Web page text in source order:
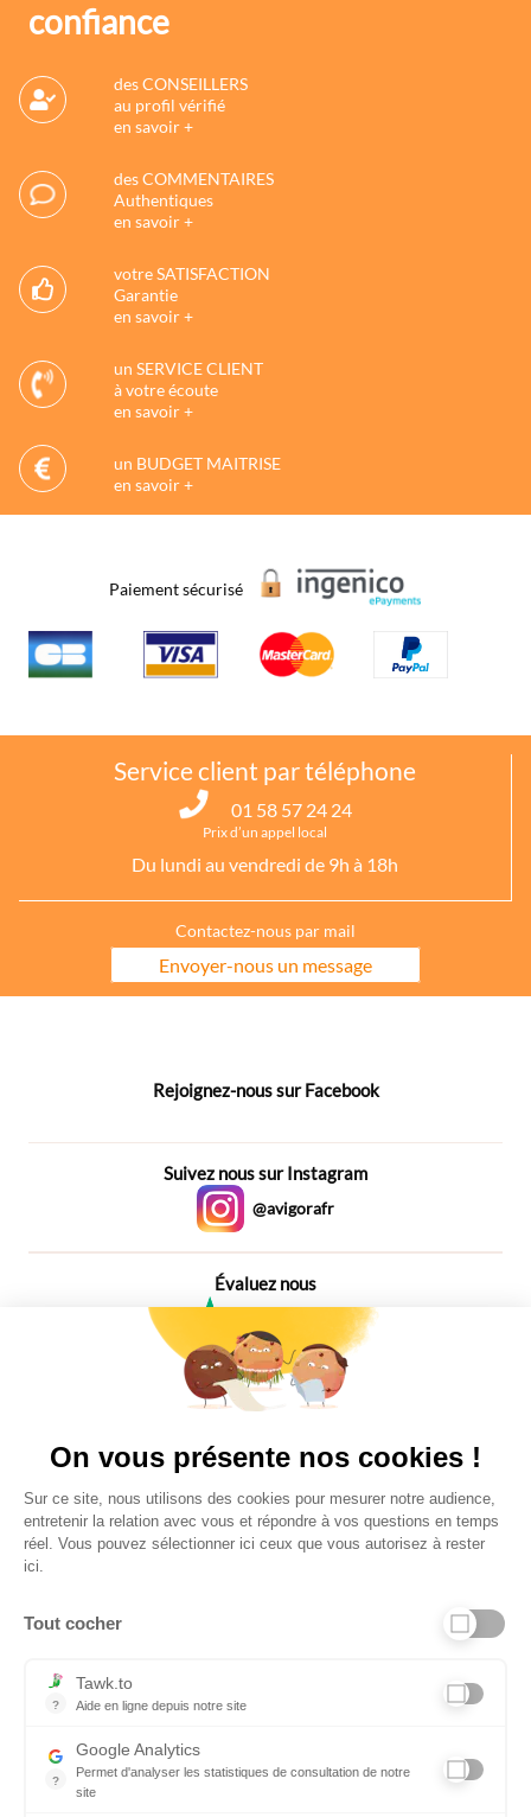
confiance
des CONSEILLERS
au profil vérifié
en savoir +
des COMMENTAIRES
Authentiques
en savoir +
votre SATISFACTION
Garantie
en savoir +
un SERVICE CLIENT
à votre écoute
en savoir +
un BUDGET MAITRISE
en savoir +
Paiement sécurisé
Service client par téléphone
01 58 57 24 24
Prix d’un appel local
Du lundi au vendredi de 9h à 18h
Contactez-nous par mail
Envoyer-nous un message
Rejoignez-nous sur Facebook
Suivez nous sur Instagram
@avigorafr
Évaluez nous
Plus de 650 Avis
FAQ - réponses à vos questions
On vous présente nos cookies !
Sur ce site, nous utilisons des cookies pour mesurer notre audience,
entretenir la relation avec vous et répondre à vos questions en temps
réel. Vous pouvez sélectionner ici ceux que vous autorisez à rester
ici.
Tout cocher
?
Tawk.to
Aide en ligne depuis notre site
?
Google Analytics
Permet d'analyser les statistiques de consultation de notre
site